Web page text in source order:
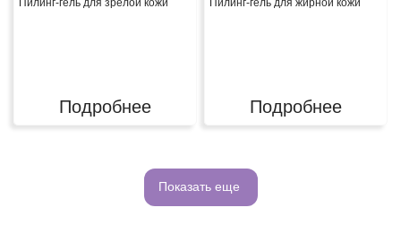
Подробнее Подробнее
Показать еще